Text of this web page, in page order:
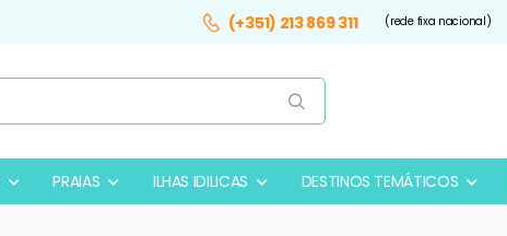
(+351) 213 869 311 (rede fixa nacional)
PRAIAS ILHAS IDILICAS DESTINOS TEMÁTICOS